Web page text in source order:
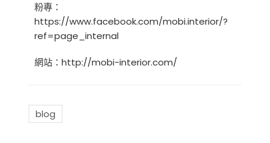
粉專：
https://www.facebook.com/mobi.interior/?
ref=page_internal
網站：http://mobi-interior.com/
blog